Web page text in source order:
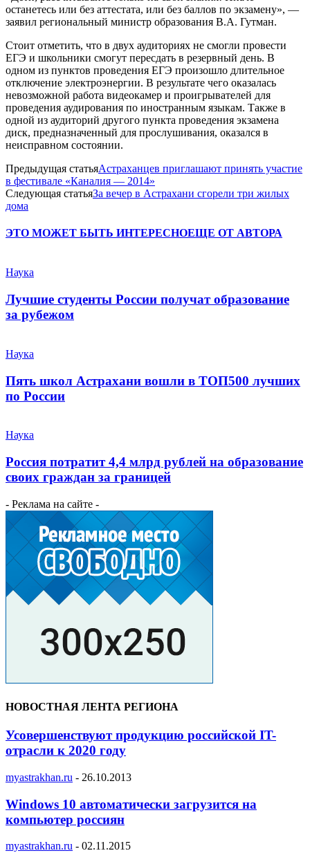
останетесь или без аттестата, или без баллов по экзамену», —
заявил региональный министр образования В.А. Гутман.
Стоит отметить, что в двух аудиториях не смогли провести
ЕГЭ и школьники смогут пересдать в резервный день. В
одном из пунктов проведения ЕГЭ произошло длительное
отключение электроэнергии. В результате чего оказалась
невозможной работа видеокамер и проигрывателей для
проведения аудирования по иностранным языкам. Также в
одной из аудиторий другого пункта проведения экзамена
диск, предназначенный для прослушивания, оказался в
неисправном состоянии.
Предыдущая статьяАстраханцев приглашают принять участие
в фестивале «Каналия — 2014»
Следующая статьяЗа вечер в Астрахани сгорели три жилых
дома
ЭТО МОЖЕТ БЫТЬ ИНТЕРЕСНОЕЩЕ ОТ АВТОРА
Наука
Лучшие студенты России получат образование
за рубежом
Наука
Пять школ Астрахани вошли в ТОП500 лучших
по России
Наука
Россия потратит 4,4 млрд рублей на образование
своих граждан за границей
- Реклама на сайте -
НОВОСТНАЯ ЛЕНТА РЕГИОНА
Усовершенствуют продукцию российской IT-
отрасли к 2020 году
myastrakhan.ru - 26.10.2013
Windows 10 автоматически загрузится на
компьютер россиян
myastrakhan.ru - 02.11.2015